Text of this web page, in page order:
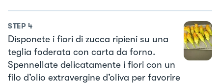
STEP 4
Disponete i fiori di zucca ripieni su una
teglia foderata con carta da forno.
Spennellate delicatamente i fiori con un
filo d’olio extravergine d’oliva per favorire